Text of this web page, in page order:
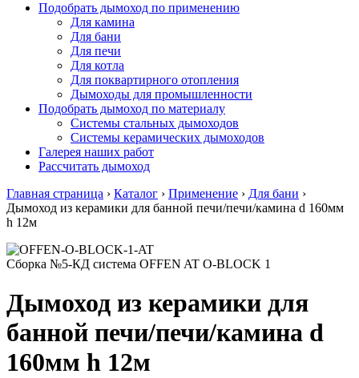
Подобрать дымоход по применению
Для камина
Для бани
Для печи
Для котла
Для поквартирного отопления
Дымоходы для промышленности
Подобрать дымоход по материалу
Системы стальных дымоходов
Системы керамических дымоходов
Галерея наших работ
Рассчитать дымоход
Главная страница › Каталог › Применение › Для бани ›
Дымоход из керамики для банной печи/печи/камина d 160мм
h 12м
Сборка №5-КД система OFFEN AT O-BLOCK 1
Дымоход из керамики для
банной печи/печи/камина d
160мм h 12м